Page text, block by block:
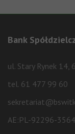
Bank
ul. Stary Rynek
tel. 61 477 99 60
AE:PL-92296-